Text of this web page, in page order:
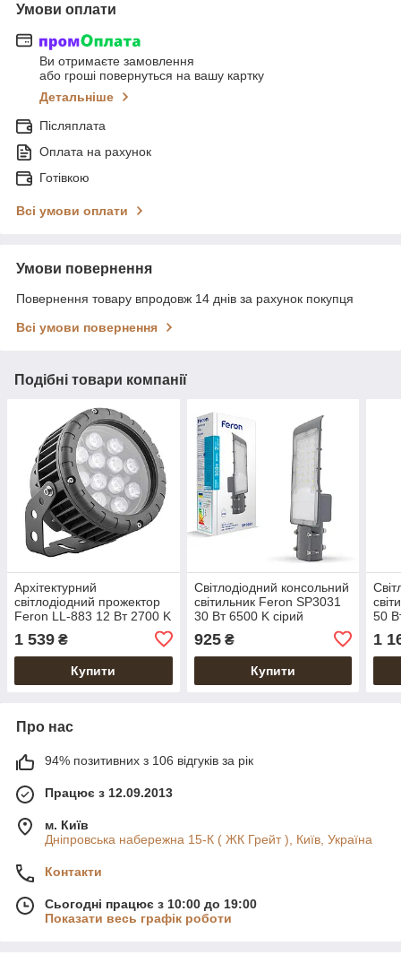
Умови оплати
Ви отримаєте замовлення
або гроші повернуться на вашу картку
Детальніше
Післяплата
Оплата на рахунок
Готівкою
Всі умови оплати
Умови повернення
Повернення товару впродовж 14 днів за рахунок покупця
Всі умови повернення
Подібні товари компанії
Архітектурний
світлодіодний прожектор
Feron LL-883 12 Вт 2700 K
1 539 ₴
Купити
Світлодіодний консольний
світильник Feron SP3031
30 Вт 6500 K сірий
925₴
Купити
50
1
Про нас
94% позитивних з 106 відгуків за рік
Працює з 12.09.2013
м. Київ
Дніпровська набережна 15-К ( ЖК Грейт ), Київ, Україна
Контакти
Сьогодні працює з 10:00 до 19:00
Показати весь графік роботи